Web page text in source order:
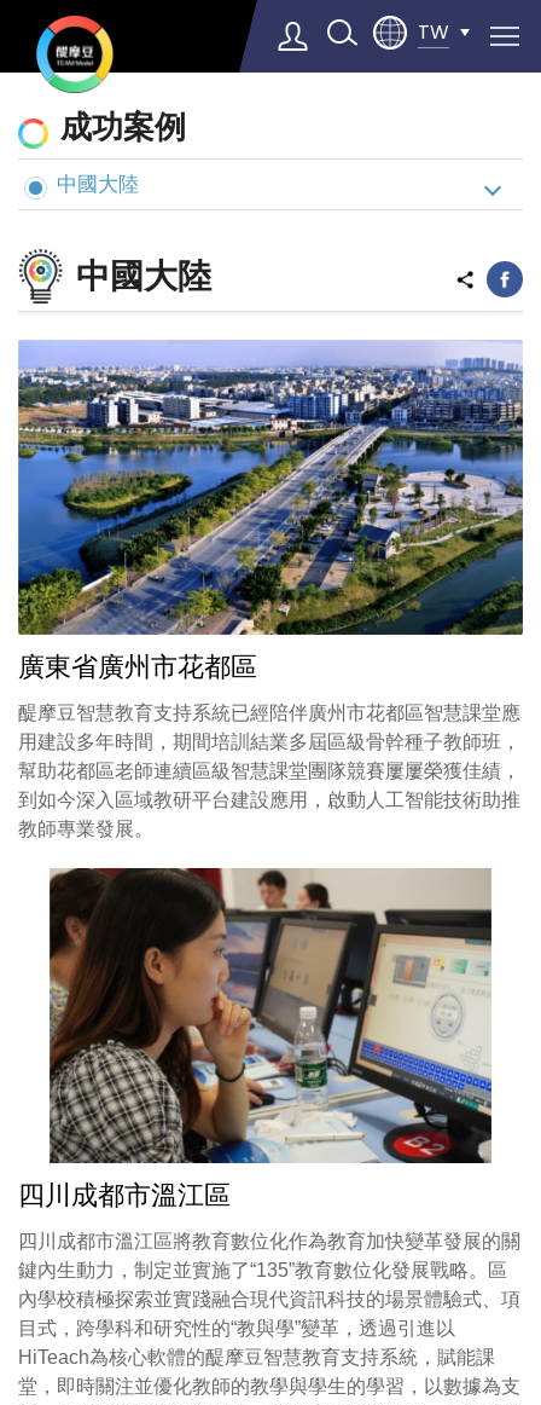
TW
▼
態
與
案
例
成功案例
中國大陸
中國大陸
廣東省廣州市花都區
醍摩豆智慧教育支持系統已經陪伴廣州市花都區智慧課堂應
用建設多年時間，期間培訓結業多屆區級骨幹種子教師班，
幫助花都區老師連續區級智慧課堂團隊競賽屢屢榮獲佳績，
到如今深入區域教研平台建設應用，啟動人工智能技術助推
教師專業發展。
四川成都市溫江區
四川成都市溫江區將教育數位化作為教育加快變革發展的關
鍵內生動力，制定並實施了“135”教育數位化發展戰略。區
內學校積極探索並實踐融合現代資訊科技的場景體驗式、項
目式，跨學科和研究性的“教與學”變革，透過引進以
HiTeach為核心軟體的醍摩豆智慧教育支持系統，賦能課
堂，即時關注並優化教師的教學與學生的學習，以數據為支